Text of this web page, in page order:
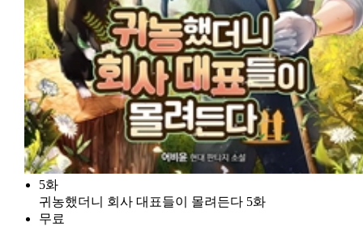
5화
귀농했더니 회사 대표들이 몰려든다 5화
무료